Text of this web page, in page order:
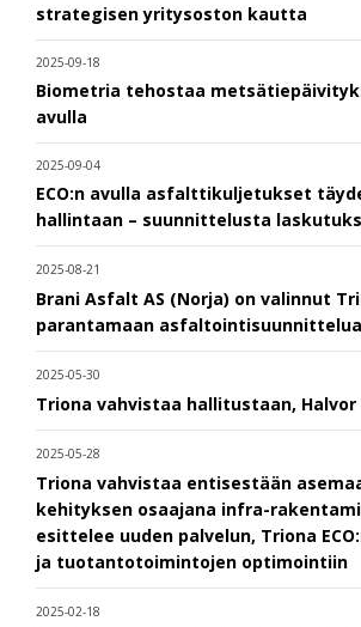
strategisen yritysoston kautta
2025-09-18
Biometria tehostaa
avulla
2025-09-04
ECO:n avulla asfalttikuljetukset
hallintaan – suunnittelusta
2025-08-21
Brani Asfalt AS (Norja) on valinnut
parantamaan
2025-05-30
Triona vahvistaa hallitustaan, Halvor
2025-05-28
Triona vahvistaa entisestään
kehityksen osaajana infra-
esittelee uuden palvelun, Triona
ja tuotantotoimintojen optimointiin
2025-02-18